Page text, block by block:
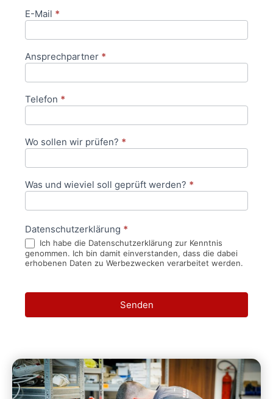
E-Mail *
Ansprechpartner *
Telefon *
Wo sollen wir prüfen? *
Was und wieviel soll geprüft werden? *
Datenschutzerklärung *
Ich habe die Datenschutzerklärung zur Kenntnis
genommen. Ich bin damit einverstanden, dass die dabei
erhobenen Daten zu Werbezwecken verarbeitet werden.
Senden